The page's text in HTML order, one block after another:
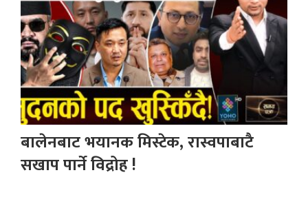
बालेनबाट भयानक मिस्टेक, रास्वपाबाटै
सखाप पार्ने विद्रोह !